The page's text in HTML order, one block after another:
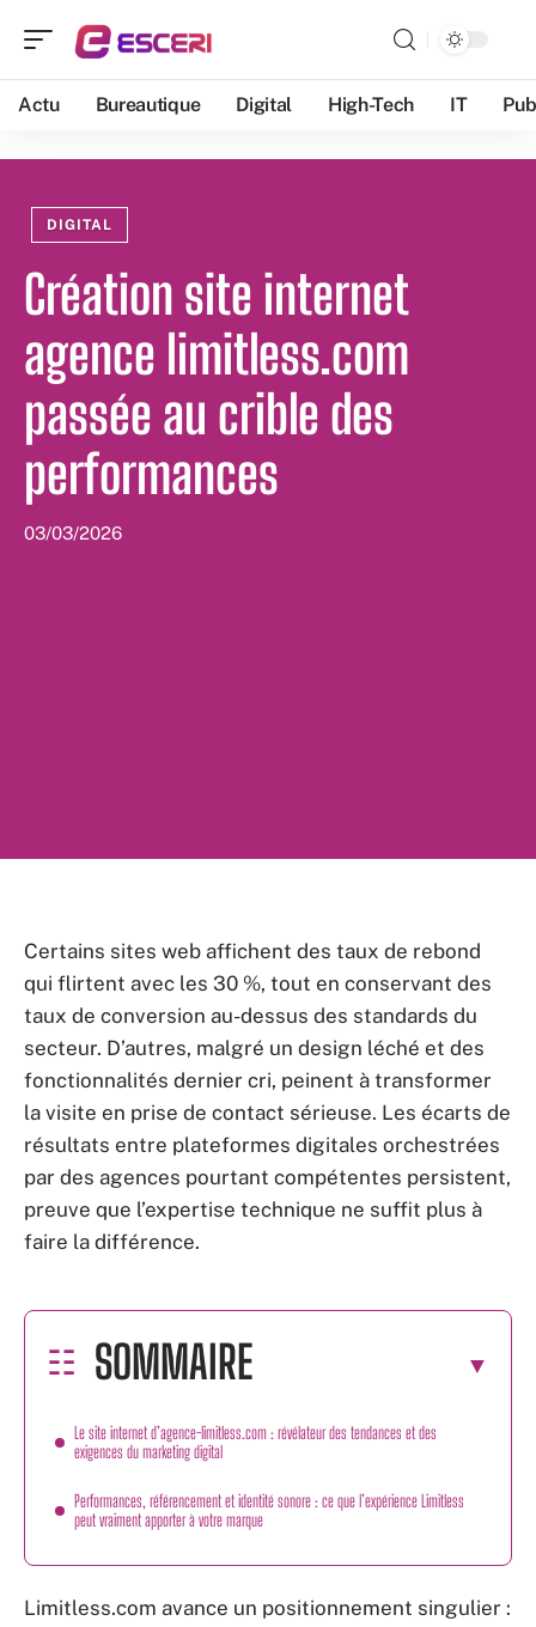
Actu Bureautique Digital High-Tech IT
DIGITAL
Création site internet
agence limitless.com
passée au crible des
performances
03/03/2026
Certains sites web affichent des taux de rebond
qui flirtent avec les 30 %, tout en conservant des
taux de conversion au-dessus des standards du
secteur. D’autres, malgré un design léché et des
fonctionnalités dernier cri, peinent à transformer
la visite en prise de contact sérieuse. Les écarts de
résultats entre plateformes digitales orchestrées
par des agences pourtant compétentes persistent,
preuve que l’expertise technique ne suffit plus à
faire la différence.
SOMMAIRE
Le site internet d’agence-limitless.com : révélateur des tendances et des
exigences du marketing digital
Performances, référencement et identité sonore : ce que l’expérience Limitless
peut vraiment apporter à votre marque
Limitless.com avance un positionnement singulier :